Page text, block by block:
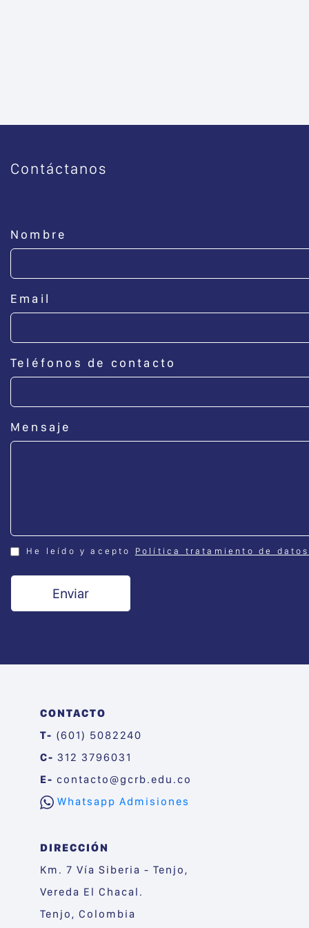
Contáctanos
Nombre
Email
Teléfonos de contacto
Mensaje
He leído y acepto Política tratamiento de datos
CONTACTO
T- (601) 5082240
C- 312 3796031
E- contacto@gcrb.edu.co
Whatsapp Admisiones
DIRECCIÓN
Km. 7 Vía Siberia - Tenjo,
Vereda El Chacal.
Tenjo, Colombia